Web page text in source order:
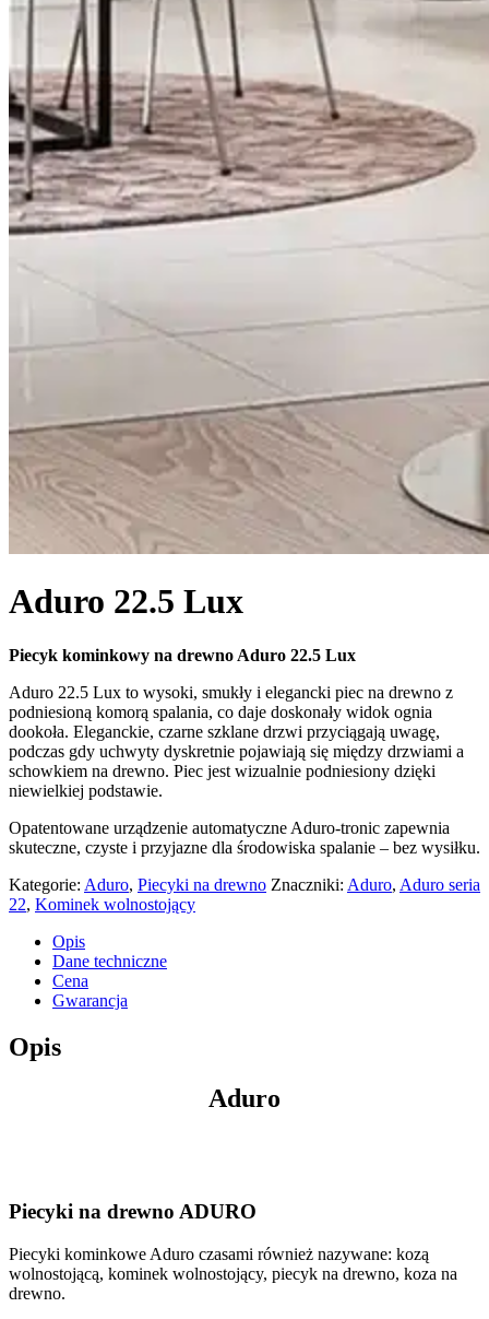
Aduro 22.5 Lux
Piecyk kominkowy na drewno Aduro 22.5 Lux
Aduro 22.5 Lux to wysoki, smukły i elegancki piec na drewno z
podniesioną komorą spalania, co daje doskonały widok ognia
dookoła. Eleganckie, czarne szklane drzwi przyciągają uwagę,
podczas gdy uchwyty dyskretnie pojawiają się między drzwiami a
schowkiem na drewno. Piec jest wizualnie podniesiony dzięki
niewielkiej podstawie.
Opatentowane urządzenie automatyczne Aduro-tronic zapewnia
skuteczne, czyste i przyjazne dla środowiska spalanie – bez wysiłku.
Kategorie: Aduro, Piecyki na drewno Znaczniki: Aduro, Aduro seria
22, Kominek wolnostojący
Opis
Dane techniczne
Cena
Gwarancja
Opis
Aduro
Piecyki na drewno ADURO
Piecyki kominkowe Aduro czasami również nazywane: kozą
wolnostojącą, kominek wolnostojący, piecyk na drewno, koza na
drewno.